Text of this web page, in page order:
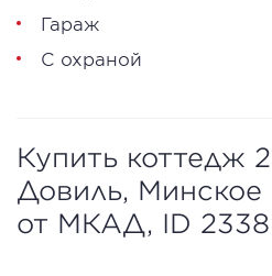
Гараж
С охраной
Купить коттедж
Довиль, Минское
от МКАД, ID 2338